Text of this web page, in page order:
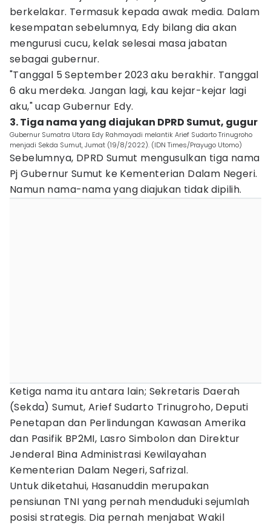
berkelakar. Termasuk kepada awak media. Dalam
kesempatan sebelumnya, Edy bilang dia akan
mengurusi cucu, kelak selesai masa jabatan
sebagai gubernur.
"Tanggal 5 September 2023 aku berakhir. Tanggal
6 aku merdeka. Jangan lagi, kau kejar-kejar lagi
aku," ucap Gubernur Edy.
3. Tiga nama yang diajukan DPRD Sumut, gugur
Gubernur Sumatra Utara Edy Rahmayadi melantik Arief Sudarto Trinugroho
menjadi Sekda Sumut, Jumat (19/8/2022). (IDN Times/Prayugo Utomo)
Sebelumnya, DPRD Sumut mengusulkan tiga nama
Pj Gubernur Sumut ke Kementerian Dalam Negeri.
Namun nama-nama yang diajukan tidak dipilih.
Ketiga nama itu antara lain; Sekretaris Daerah
(Sekda) Sumut, Arief Sudarto Trinugroho, Deputi
Penetapan dan Perlindungan Kawasan Amerika
dan Pasifik BP2MI, Lasro Simbolon dan Direktur
Jenderal Bina Administrasi Kewilayahan
Kementerian Dalam Negeri, Safrizal.
Untuk diketahui, Hasanuddin merupakan
pensiunan TNI yang pernah menduduki sejumlah
posisi strategis. Dia pernah menjabat Wakil